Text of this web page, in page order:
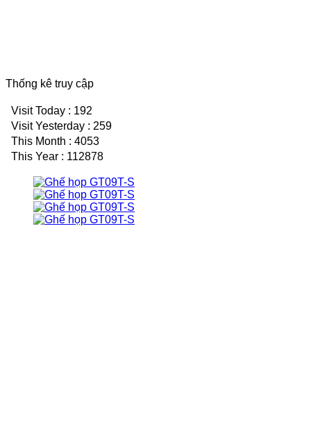
Thống kê truy cập
Visit Today : 192
Visit Yesterday : 259
This Month : 4053
This Year : 112878